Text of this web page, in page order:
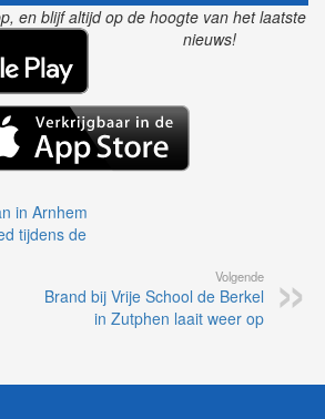
en blijf altijd op de hoogte van het laatste
nieuws!
in Arnhem
tijdens de
Volgende
Brand bij Vrije School de Berkel
in Zutphen laait weer op